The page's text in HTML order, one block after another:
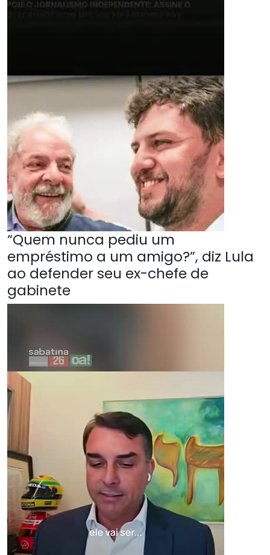
“Quem nunca pediu um
empréstimo a um amigo?”, diz Lula
ao defender seu ex-chefe de
gabinete